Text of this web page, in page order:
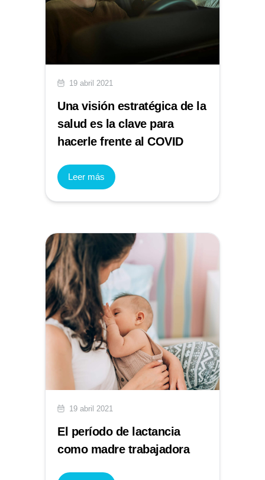
19 abril 2021
Una visión estratégica de la
salud es la clave para
hacerle frente al COVID
Leer más
19 abril 2021
El período de lactancia
como madre trabajadora